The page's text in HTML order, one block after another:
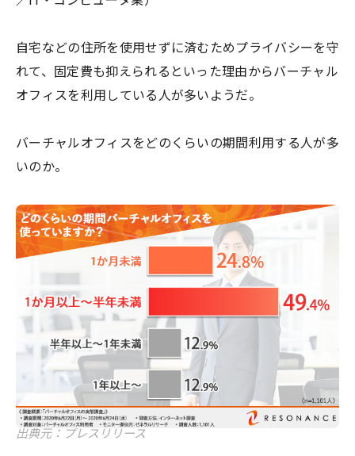
自宅などの住所を使用せずに済むためプライバシーを守
れて、固定費も抑えられるといった理由からバーチャル
オフィスを利用している人が多いようだ。
バーチャルオフィスをどのくらいの期間利用する人が多
いのか。
出典元：プレスリリース